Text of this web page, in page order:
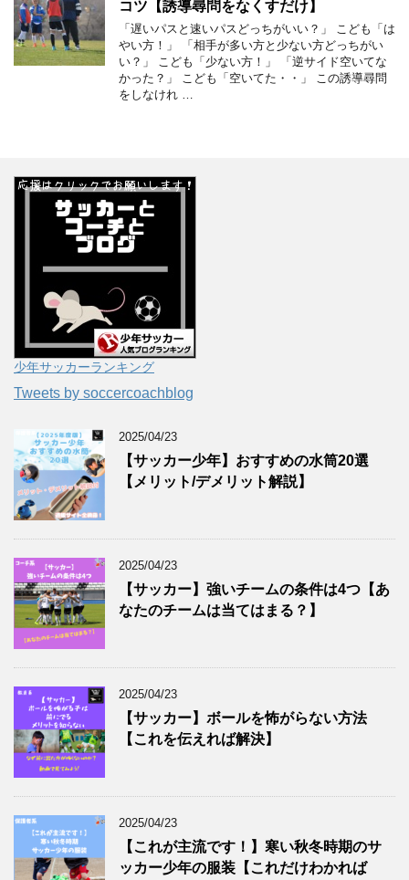
コツ【誘導尋問をなくすだけ】
「遅いパスと速いパスどっちがいい？」 こども「は
やい方！」 「相手が多い方と少ない方どっちがい
い？」 こども「少ない方！」 「逆サイド空いてな
かった？」 こども「空いてた・・」 この誘導尋問
をしなけれ …
少年サッカーランキング
Tweets by soccercoachblog
2025/04/23
【サッカー少年】おすすめの水筒20選
【メリット/デメリット解説】
2025/04/23
【サッカー】強いチームの条件は4つ【あ
なたのチームは当てはまる？】
2025/04/23
【サッカー】ボールを怖がらない方法
【これを伝えれば解決】
2025/04/23
【これが主流です！】寒い秋冬時期のサ
ッカー少年の服装【これだけわかれば